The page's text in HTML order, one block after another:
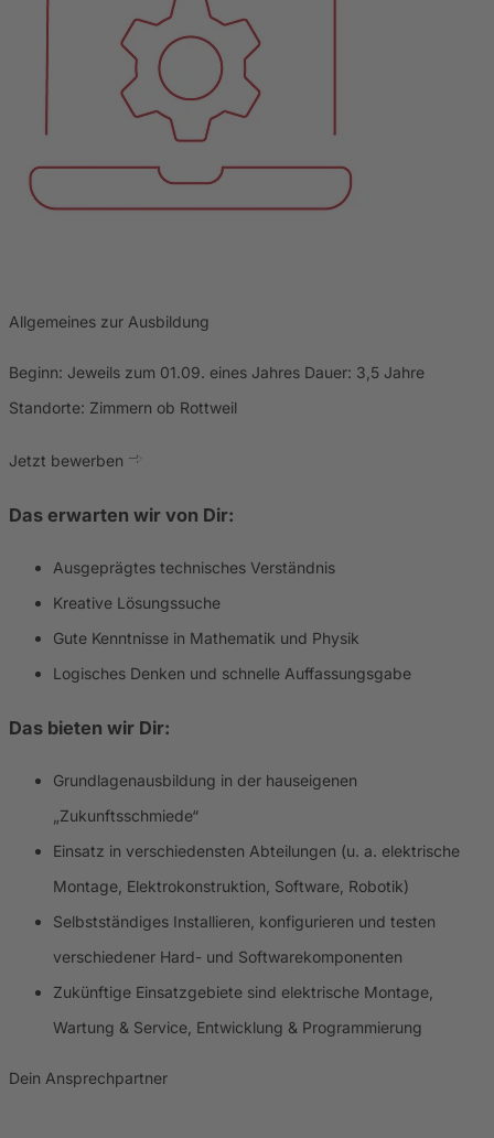
Allgemeines zur Ausbildung
Beginn: Jeweils zum 01.09. eines Jahres Dauer: 3,5 Jahre
Standorte: Zimmern ob Rottweil
Jetzt bewerben
Das erwarten wir von Dir:
Ausgeprägtes technisches Verständnis
Kreative Lösungssuche
Gute Kenntnisse in Mathematik und Physik
Logisches Denken und schnelle Auffassungsgabe
Das bieten wir Dir:
Grundlagenausbildung in der hauseigenen
„Zukunftsschmiede“
Einsatz in verschiedensten Abteilungen (u. a. elektrische
Montage, Elektrokonstruktion, Software, Robotik)
Selbstständiges Installieren, konfigurieren und testen
verschiedener Hard- und Softwarekomponenten
Zukünftige Einsatzgebiete sind elektrische Montage,
Wartung & Service, Entwicklung & Programmierung
Dein Ansprechpartner